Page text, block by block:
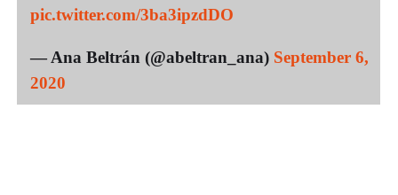
pic.twitter.com/3ba3ipzdDO
— Ana Beltrán (@abeltran_ana) September 6,
2020